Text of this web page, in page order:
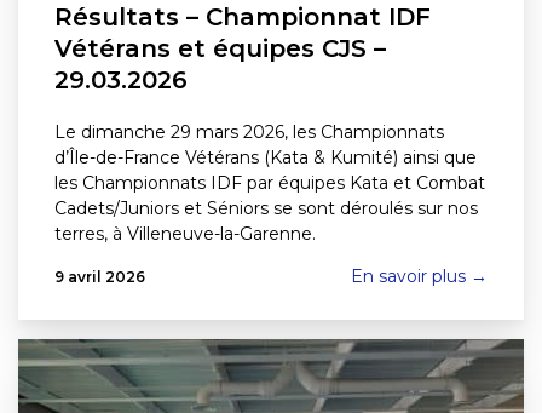
Résultats – Championnat IDF
Vétérans et équipes CJS –
29.03.2026
Le dimanche 29 mars 2026, les Championnats
d’Île-de-France Vétérans (Kata & Kumité) ainsi que
les Championnats IDF par équipes Kata et Combat
Cadets/Juniors et Séniors se sont déroulés sur nos
terres, à Villeneuve-la-Garenne.
9 avril 2026 En savoir plus →